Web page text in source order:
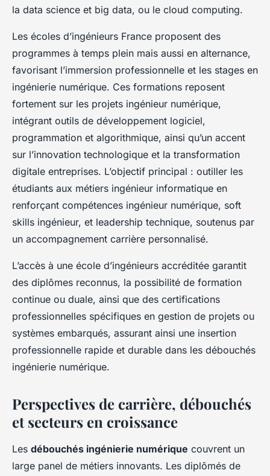
la data science et big data, ou le cloud computing.
Les écoles d’ingénieurs France proposent des
programmes à temps plein mais aussi en alternance,
favorisant l’immersion professionnelle et les stages en
ingénierie numérique. Ces formations reposent
fortement sur les projets ingénieur numérique,
intégrant outils de développement logiciel,
programmation et algorithmique, ainsi qu’un accent
sur l’innovation technologique et la transformation
digitale entreprises. L’objectif principal : outiller les
étudiants aux métiers ingénieur informatique en
renforçant compétences ingénieur numérique, soft
skills ingénieur, et leadership technique, soutenus par
un accompagnement carrière personnalisé.
L’accès à une école d’ingénieurs accréditée garantit
des diplômes reconnus, la possibilité de formation
continue ou duale, ainsi que des certifications
professionnelles spécifiques en gestion de projets ou
systèmes embarqués, assurant ainsi une insertion
professionnelle rapide et durable dans les débouchés
ingénierie numérique.
Perspectives de carrière, débouchés
et secteurs en croissance
Les débouchés ingénierie numérique couvrent un
large panel de métiers innovants. Les diplômés de